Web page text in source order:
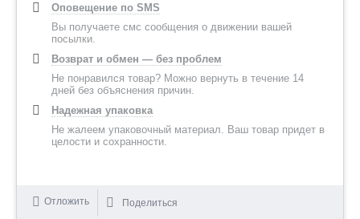
Оповещение по SMS
Вы получаете смс сообщения о движении вашей
посылки.
Возврат и обмен — без проблем
Не понравился товар? Можно вернуть в течение 14
дней без объяснения причин.
Надежная упаковка
Не жалеем упаковочный материал. Ваш товар придет в
целости и сохранности.
Отложить Поделиться